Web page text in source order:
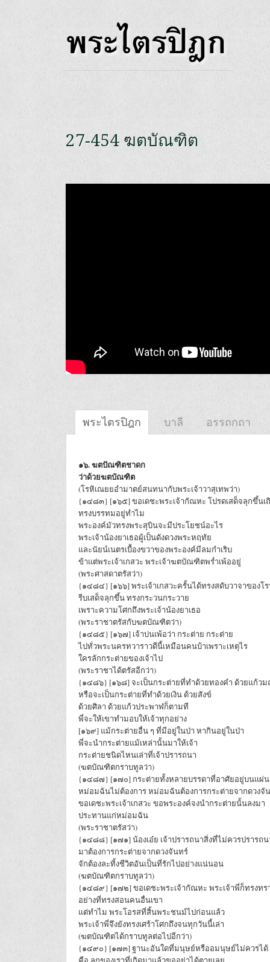
27-454 ฆตบัณฑิต
พระไตรปิฎก บาลี อรรถกถา
๑๖. ฆตปัณฑิตชาดก
ว่าด้วยฆตบัณฑิต
(โรหิเณยยอำมาตย์สนทนากับพระเจ้าวาสุเทพว่า)
{๑๔๘๓} [๑๖๕] ขอเดชะพระเจ้ากัณหะ โปรดเสด็จลุกขึ้นเ
ทรงบรรทมอยู่ทำไม
พระองค์มัวทรงพระสุบินจะมีประโยชน์อะไร
พระเจ้าน้องยาเธอผู้เป็นดังดวงพระหฤทัย
และนัยน์เนตรเบื้องขวาของพระองค์มีลมกำเริบ
ข้าแต่พระเจ้าเกสวะ พระเจ้าฆตบัณฑิตพร่ำเพ้ออยู่
(พระศาสดาตรัสว่า)
{๑๔๘๔} [๑๖๖] พระเจ้าเกสวะครั้นได้ทรงสดับวาจาของ
รีบเสด็จลุกขึ้น ทรงกระวนกระวาย
เพราะความโศกถึงพระเจ้าน้องยาเธอ
(พระราชาตรัสกับฆตบัณฑิตว่า)
{๑๔๘๕} [๑๖๗] เจ้าบ่นเพ้อว่า กระต่าย กระต่าย
ไปทั่วพระนครทวาราวดีนี้เหมือนคนบ้าเพราะเหตุไร
ใครลักกระต่ายของเจ้าไป
(พระราชาได้ตรัสอีกว่า)
{๑๔๘๖} [๑๖๘] จะเป็นกระต่ายที่ทำด้วยทองคำ ด้วยแก้ว
หรือจะเป็นกระต่ายที่ทำด้วยเงิน ด้วยสังข์
ด้วยศิลา ด้วยแก้วประพาฬก็ตามที
พี่จะให้เขาทำมอบให้เจ้าทุกอย่าง
[๑๖๙] แม้กระต่ายอื่น ๆ ที่มีอยู่ในป่า หากินอยู่ในป่า
พี่จะนำกระต่ายแม้เหล่านั้นมาให้เจ้า
กระต่ายชนิดไหนเล่าที่เจ้าปรารถนา
(ฆตบัณฑิตกราบทูลว่า)
{๑๔๘๗} [๑๗๐] กระต่ายทั้งหลายบรรดาที่อาศัยอยู่บนแผ่
หม่อมฉันไม่ต้องการ หม่อมฉันต้องการกระต่ายจากดวงจั
ขอเดชะพระเจ้าเกสวะ ขอพระองค์จงนำกระต่ายนั้นลงมา
ประทานแก่หม่อมฉัน
(พระราชาตรัสว่า)
{๑๔๘๘} [๑๗๑] น้องเอ๋ย เจ้าปรารถนาสิ่งที่ไม่ควรปรารถ
มาต้องการกระต่ายจากดวงจันทร์
จักต้องละทิ้งชีวิตอันเป็นที่รักไปอย่างแน่นอน
(ฆตบัณฑิตกราบทูลว่า)
{๑๔๘๙} [๑๗๒] ขอเดชะพระเจ้ากัณหะ พระเจ้าพี่ก็ทรงทร
อย่างที่ทรงสอนคนอื่นเขา
แต่ทำไม พระโอรสที่สิ้นพระชนม์ไปก่อนแล้ว
พระเจ้าพี่จึงยังทรงเศร้าโศกถึงจนทุกวันนี้เล่า
(ฆตบัณฑิตได้กราบทูลต่อไปอีกว่า)
{๑๔๙๐} [๑๗๓] ฐานะอันใดที่มนุษย์หรืออมนุษย์ไม่ควรได้